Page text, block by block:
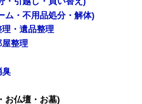
ム・不用品処分・解体)
・遺品整理
整理
臭
お仏壇・お墓)